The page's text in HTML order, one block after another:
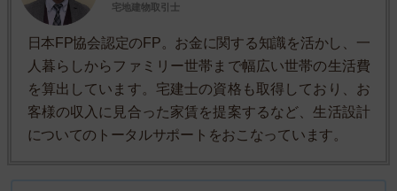
宅地建物取引士
日本FP協会認定のFP。お金に関する知識を活かし、一
人暮らしからファミリー世帯まで幅広い世帯の生活費
を算出しています。宅建士の資格も取得しており、お
客様の収入に見合った家賃を提案するなど、生活設計
についてのトータルサポートをおこなっています。